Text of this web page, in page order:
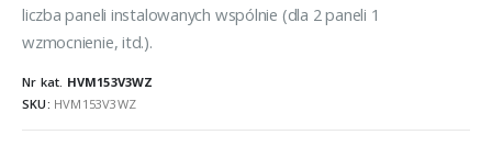
liczba paneli instalowanych wspólnie (dla 2 paneli 1
wzmocnienie, itd.).
Nr kat. HVM153V3WZ
SKU: HVM153V3WZ